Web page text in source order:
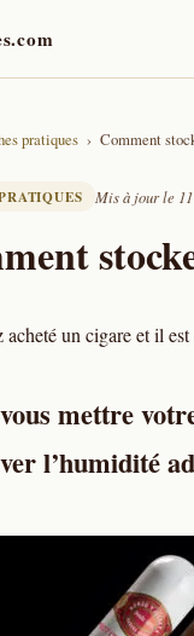
pratiques Comment
Mis à jour le
acheté un cigare et il
mettre
l’humidité